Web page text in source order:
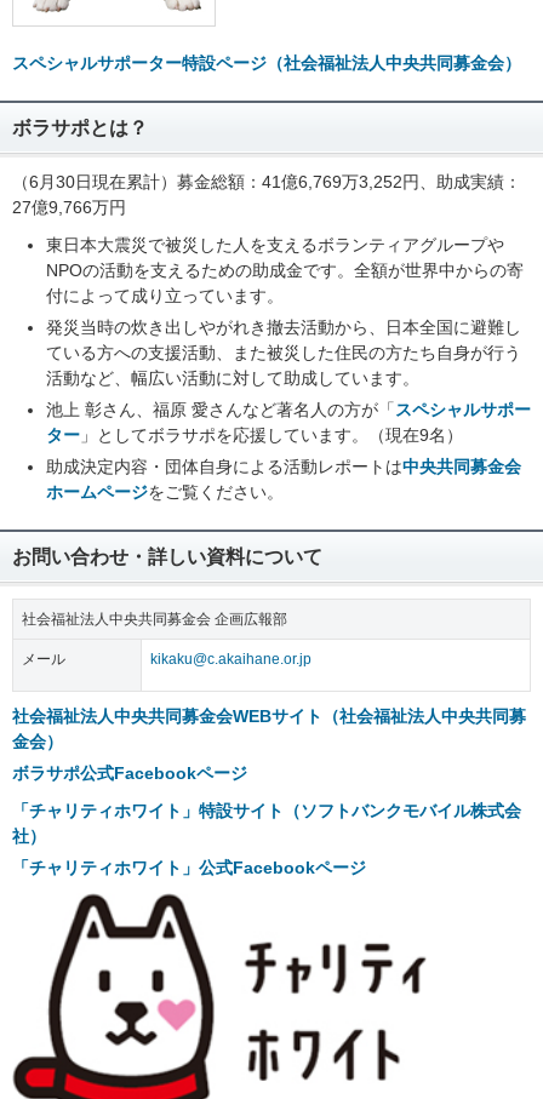
スペシャルサポーター特設ページ（社会福祉法人中央共同募金会）
ボラサポとは？
（6月30日現在累計）募金総額：41億6,769万3,252円、助成実績：
27億9,766万円
東日本大震災で被災した人を支えるボランティアグループや
NPOの活動を支えるための助成金です。全額が世界中からの寄
付によって成り立っています。
発災当時の炊き出しやがれき撤去活動から、日本全国に避難し
ている方への支援活動、また被災した住民の方たち自身が行う
活動など、幅広い活動に対して助成しています。
池上 彰さん、福原 愛さんなど著名人の方が「 スペシャルサポー
ター 」としてボラサポを応援しています。（現在9名）
助成決定内容・団体自身による活動レポートは中央共同募金会
ホームページをご覧ください。
お問い合わせ・詳しい資料について
社会福祉法人中央共同募金会 企画広報部
メール kikaku@c.akaihane.or.jp
社会福祉法人中央共同募金会WEBサイト（社会福祉法人中央共同募
金会）
ボラサポ公式Facebookページ
「チャリティホワイト」特設サイト（ソフトバンクモバイル株式会
社）
「チャリティホワイト」公式Facebookページ